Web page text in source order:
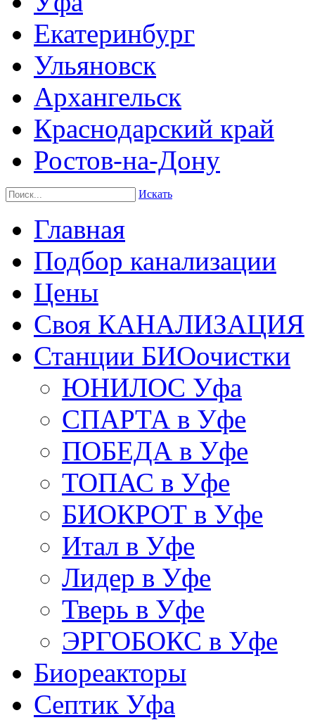
Екатеринбург
Ульяновск
Архангельск
Краснодарский край
Ростов-на-Дону
Искать
Главная
Подбор канализации
Цены
Своя КАНАЛИЗАЦИЯ
Станции БИОочистки
ЮНИЛОС Уфа
СПАРТА в Уфе
ПОБЕДА в Уфе
ТОПАС в Уфе
БИОКРОТ в Уфе
Итал в Уфе
Лидер в Уфе
Тверь в Уфе
ЭРГОБОКС в Уфе
Биореакторы
Септик Уфа